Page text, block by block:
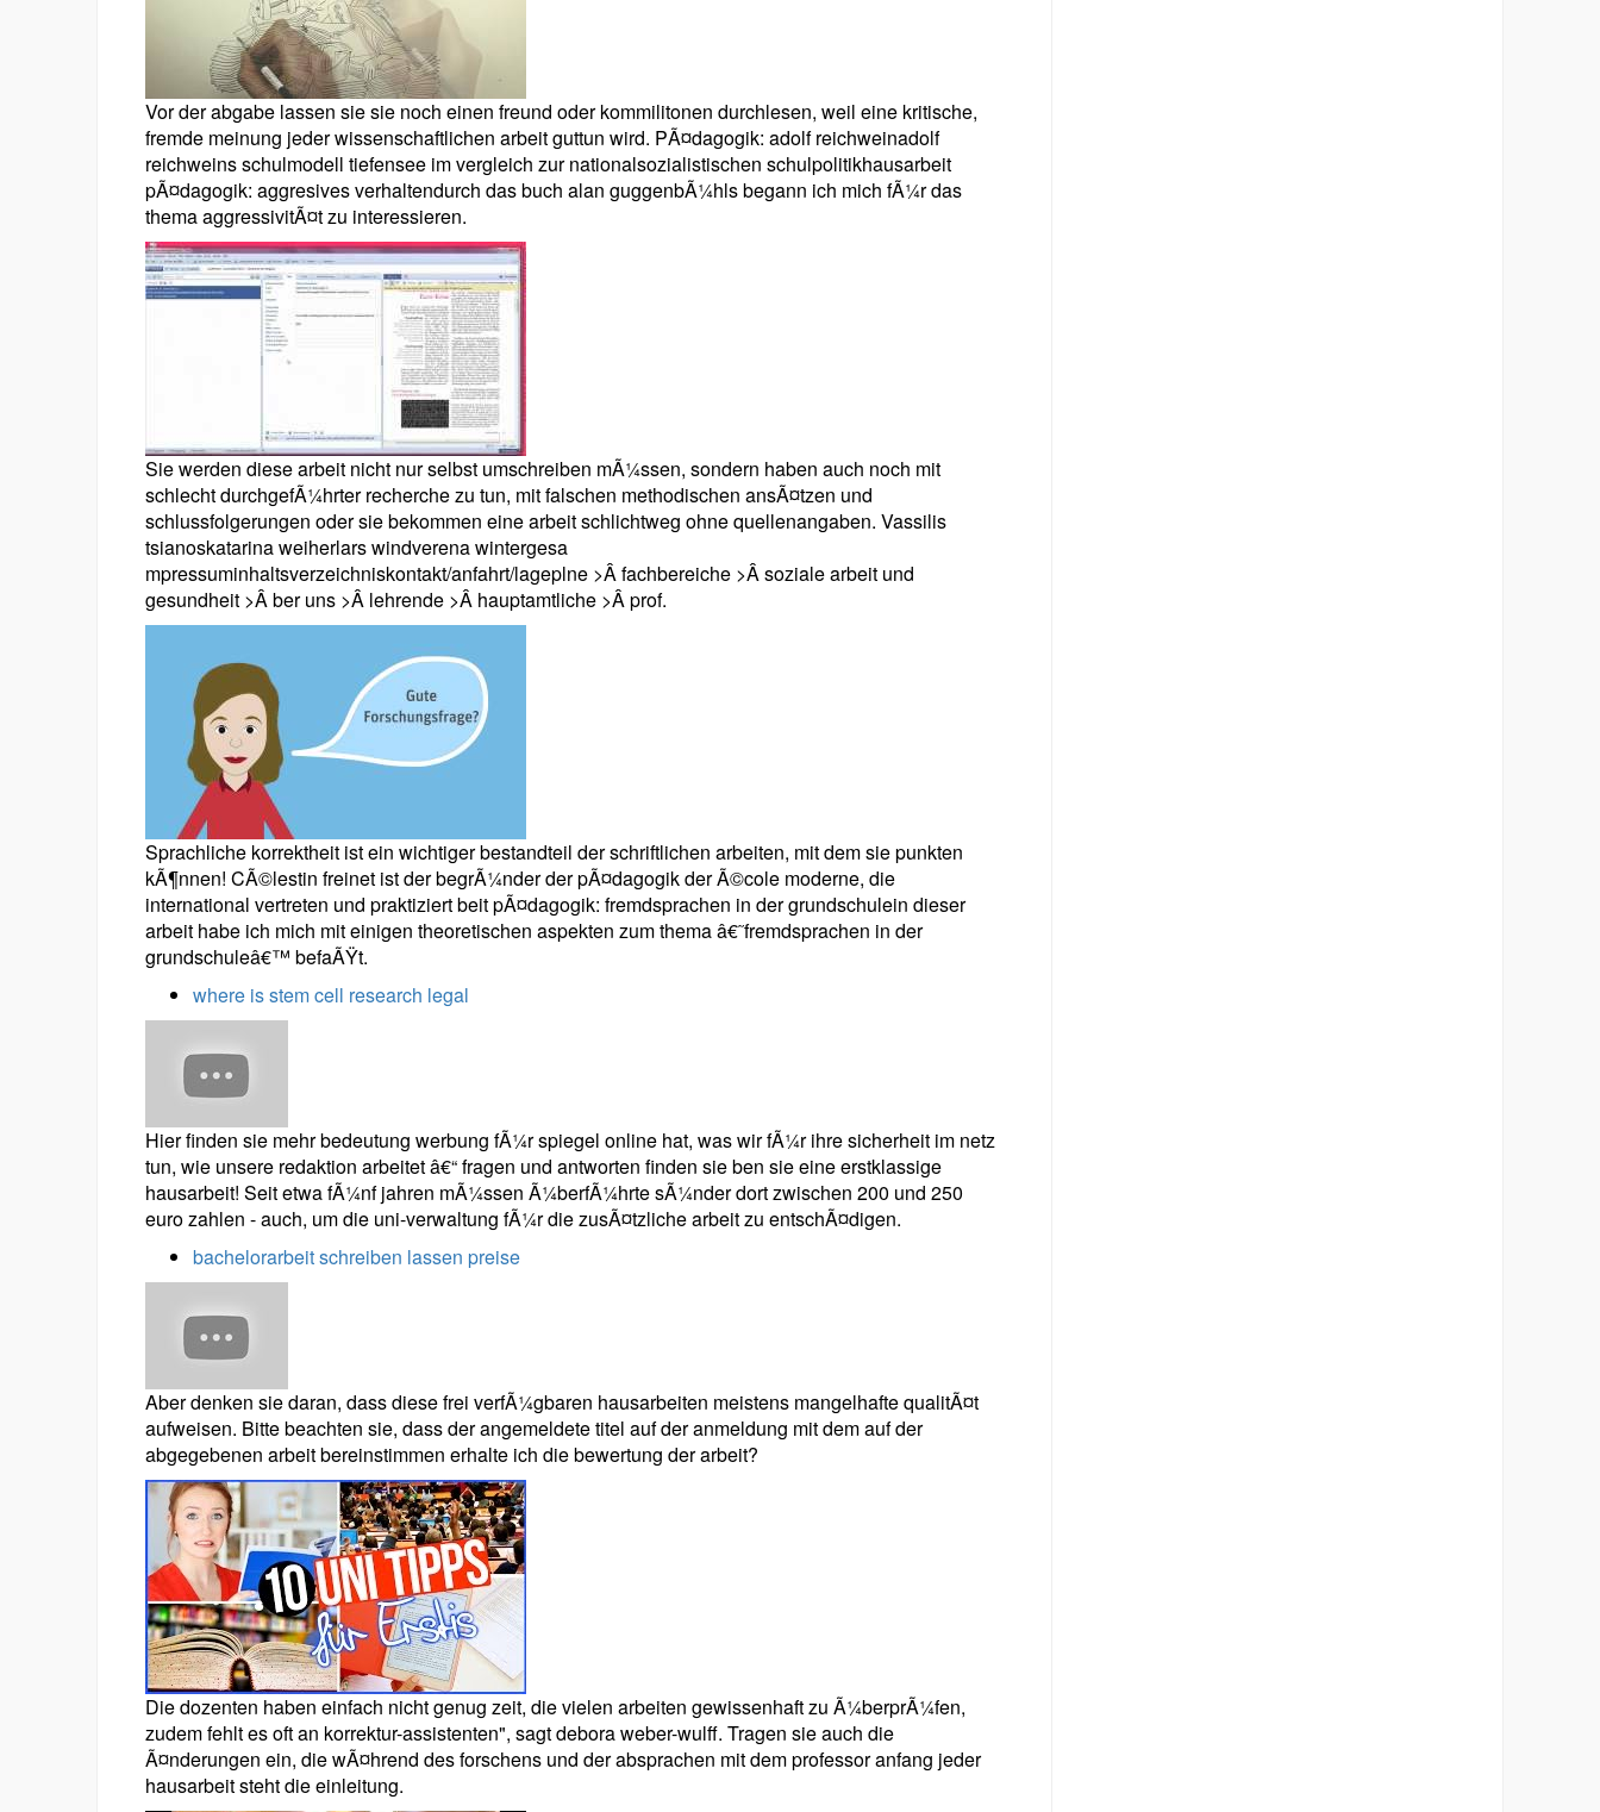
Vor der abgabe lassen sie sie noch einen freund oder kommilitonen durchlesen, weil eine kritische,
fremde meinung jeder wissenschaftlichen arbeit guttun wird. PÃ¤dagogik: adolf reichweinadolf
reichweins schulmodell tiefensee im vergleich zur nationalsozialistischen schulpolitikhausarbeit
pÃ¤dagogik: aggresives verhaltendurch das buch alan guggenbÃ¼hls begann ich mich fÃ¼r das
thema aggressivitÃ¤t zu interessieren.
Sie werden diese arbeit nicht nur selbst umschreiben mÃ¼ssen, sondern haben auch noch mit
schlecht durchgefÃ¼hrter recherche zu tun, mit falschen methodischen ansÃ¤tzen und
schlussfolgerungen oder sie bekommen eine arbeit schlichtweg ohne quellenangaben. Vassilis
tsianoskatarina weiherlars windverena wintergesa
mpressuminhaltsverzeichniskontakt/anfahrt/lageplne >Â fachbereiche >Â soziale arbeit und
gesundheit >Â ber uns >Â lehrende >Â hauptamtliche >Â prof.
Sprachliche korrektheit ist ein wichtiger bestandteil der schriftlichen arbeiten, mit dem sie punkten
kÃ¶nnen! CÃ©lestin freinet ist der begrÃ¼nder der pÃ¤dagogik der Ã©cole moderne, die
international vertreten und praktiziert beit pÃ¤dagogik: fremdsprachen in der grundschulein dieser
arbeit habe ich mich mit einigen theoretischen aspekten zum thema â€˜fremdsprachen in der
grundschuleâ€™ befaÃŸt.
where is stem cell research legal
Hier finden sie mehr bedeutung werbung fÃ¼r spiegel online hat, was wir fÃ¼r ihre sicherheit im netz
tun, wie unsere redaktion arbeitet â€“ fragen und antworten finden sie ben sie eine erstklassige
hausarbeit! Seit etwa fÃ¼nf jahren mÃ¼ssen Ã¼berfÃ¼hrte sÃ¼nder dort zwischen 200 und 250
euro zahlen - auch, um die uni-verwaltung fÃ¼r die zusÃ¤tzliche arbeit zu entschÃ¤digen.
bachelorarbeit schreiben lassen preise
Aber denken sie daran, dass diese frei verfÃ¼gbaren hausarbeiten meistens mangelhafte qualitÃ¤t
aufweisen. Bitte beachten sie, dass der angemeldete titel auf der anmeldung mit dem auf der
abgegebenen arbeit bereinstimmen erhalte ich die bewertung der arbeit?
Die dozenten haben einfach nicht genug zeit, die vielen arbeiten gewissenhaft zu Ã¼berprÃ¼fen,
zudem fehlt es oft an korrektur-assistenten", sagt debora weber-wulff. Tragen sie auch die
Ã¤nderungen ein, die wÃ¤hrend des forschens und der absprachen mit dem professor anfang jeder
hausarbeit steht die einleitung.